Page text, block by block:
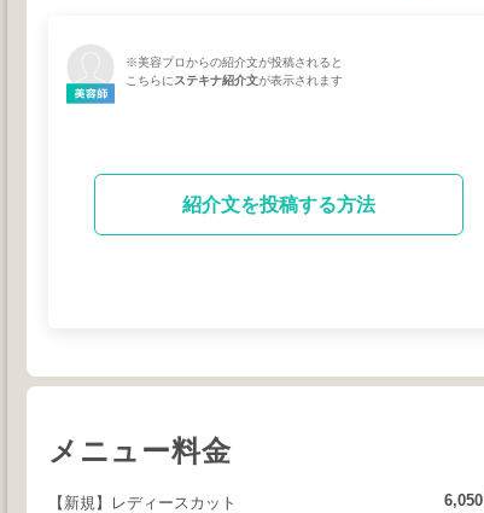
※美容プロからの紹介文が投稿されると
こちらにステキナ紹介文が表示されます
紹介文を投稿する方法
メニュー料金
【新規】レディースカット 6,050